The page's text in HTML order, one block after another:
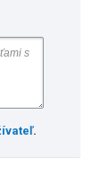
.